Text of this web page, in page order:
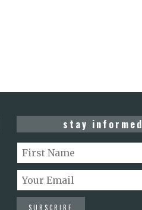
stay informed